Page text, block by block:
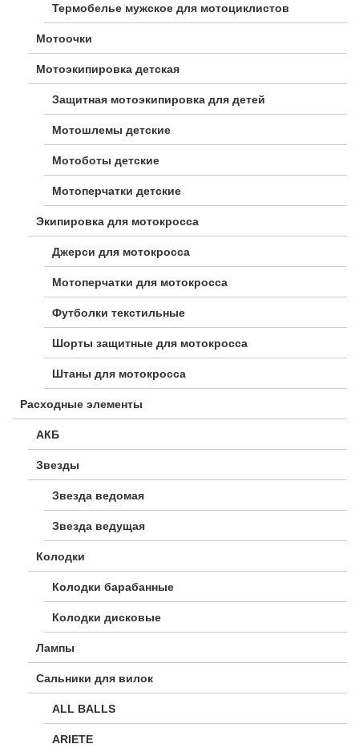
Термобелье мужское для мотоциклистов
Мотоочки
Мотоэкипировка детская
Защитная мотоэкипировка для детей
Мотошлемы детские
Мотоботы детские
Мотоперчатки детские
Экипировка для мотокросса
Джерси для мотокросса
Мотоперчатки для мотокросса
Футболки текстильные
Шорты защитные для мотокросса
Штаны для мотокросса
Расходные элементы
АКБ
Звезды
Звезда ведомая
Звезда ведущая
Колодки
Колодки барабанные
Колодки дисковые
Лампы
Сальники для вилок
ALL BALLS
ARIETE